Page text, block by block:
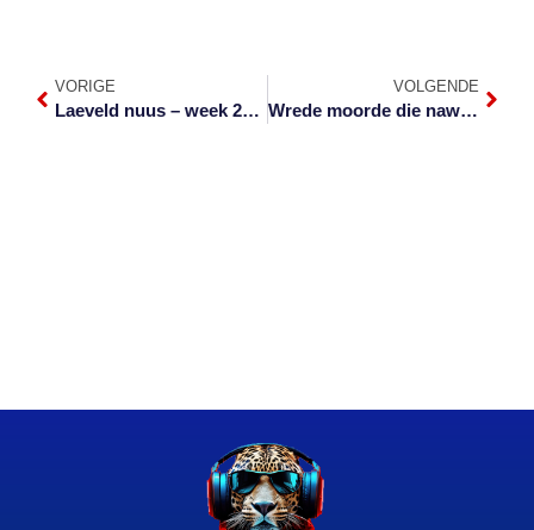
VORIGE
Laeveld nuus – week 23 van 2021
VOLGENDE
Wrede moorde die naweek in Mpumalanga aangemeld